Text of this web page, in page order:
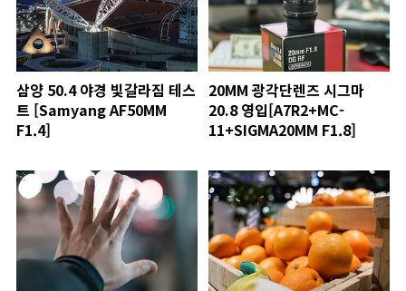
삼양 50.4 야경 빛갈라짐 테스
트 [Samyang AF50MM
F1.4]
20MM 광각단렌즈 시그마
20.8 영입[A7R2+MC-
11+SIGMA20MM F1.8]